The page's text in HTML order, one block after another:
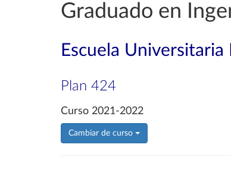
Graduado en
Escuela
Plan 424
Curso 2021-2022
Cambiar de curso